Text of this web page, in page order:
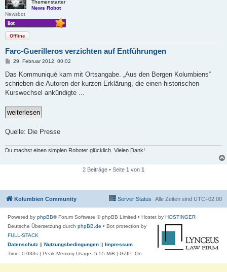
Themenstarter
News Robot
Newsbot
Offline
Farc-Guerilleros verzichten auf Entführungen
B
i
r
a
29. Februar 2012, 00:02
Das Kommuniqué kam mit Ortsangabe. „Aus den Bergen Kolumbiens“
schrieben die Autoren der kurzen Erklärung, die einen historischen
Kurswechsel ankündigte ...
Quelle: Die Presse
Du machst einen simplen Roboter glücklich. Vielen Dank!
2 Beiträge • Seite 1 von 1
Kolumbien Community Alle Zeiten sind UTC+02:00
Server Status
Powered by phpBB® Forum Software © phpBB Limited • Hostet by HOSTINGER
Deutsche Übersetzung durch phpBB.de • Bot protection by
FULL-STACK
Datenschutz
Nutzungsbedingungen
Impressum
Time: 0.033s | Peak Memory Usage: 5.55 MiB | GZIP: On